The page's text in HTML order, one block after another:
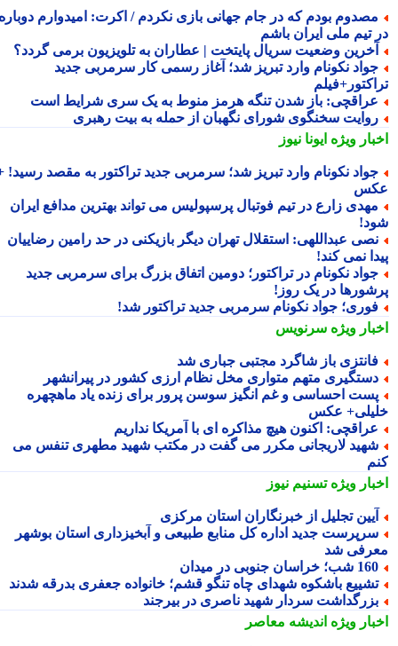
بودم که در جام جهانی بازی نکردم / اکرت: امیدوارم دوباره
تیم ملی ایران باشم
وضعیت سریال پایتخت | عطاران به تلویزیون برمی گردد؟
نکونام وارد تبریز شد؛ آغاز رسمی کار سرمربی جدید
باز شدن تنگه هرمز منوط به یک سری شرایط است
سخنگوی شورای نگهبان از حمله به بیت رهبری
ویژهایونا نیوز
نکونام وارد تبریز شد؛ سرمربی جدید تراکتور به مقصد رسید! +
زارع در تیم فوتبال پرسپولیس می تواند بهترین مدافع ایران
عبداللهی: استقلال تهران دیگر بازیکنی در حد رامین رضاییان
نمی کند!
نکونام در تراکتور؛ دومین اتفاق بزرگ برای سرمربی جدید
در یک روز!
جواد نکونام سرمربی جدید تراکتور شد!
ویژهسرنویس
باز شاگرد مجتبی جباری شد
متهم متواری مخل نظام ارزی کشور در پیرانشهر
احساسی و غم انگیز سوسن پرور برای زنده یاد ماهچهره
عکس
اکنون هیچ مذاکره ای با آمریکا نداریم
لاریجانی مکرر می گفت در مکتب شهید مطهری تنفس می
ویژهتسنیم نیوز
تجلیل از خبرنگاران استان مرکزی
جدید اداره کل منابع طبیعی و آبخیزداری استان بوشهر
شد
خراسان جنوبی در میدان
باشکوه شهدای چاه تنگو قشم؛ خانواده جعفری بدرقه شدند
سردار شهید ناصری در بیرجند
ویژهاندیشه معاصر